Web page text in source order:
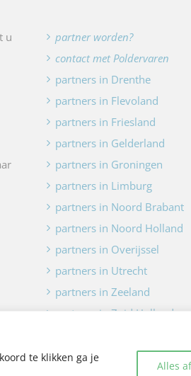
te klikken ga je
Alles
u
partner worden?
contact met Poldervaren
partners in Drenthe
partners in Flevoland
partners in Friesland
partners in Gelderland
partners in Groningen
partners in Limburg
partners in Noord Brabant
partners in Noord Holland
partners in Overijssel
partners in Utrecht
partners in Zeeland
partners in Zuid Holland